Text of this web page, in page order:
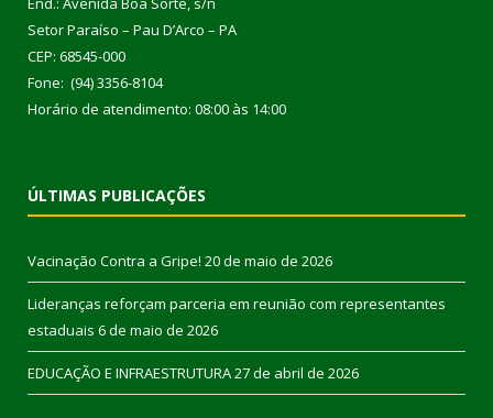
Setor Paraíso – Pau D’Arco – PA
CEP: 68545-000
Fone: (94) 3356-8104
Horário de atendimento: 08:00 às 14:00
ÚLTIMAS PUBLICAÇÕES
Vacinação Contra a Gripe! 20 de maio de 2026
Lideranças reforçam parceria em reunião com representantes
estaduais 6 de maio de 2026
EDUCAÇÃO E INFRAESTRUTURA27 de abril de 2026